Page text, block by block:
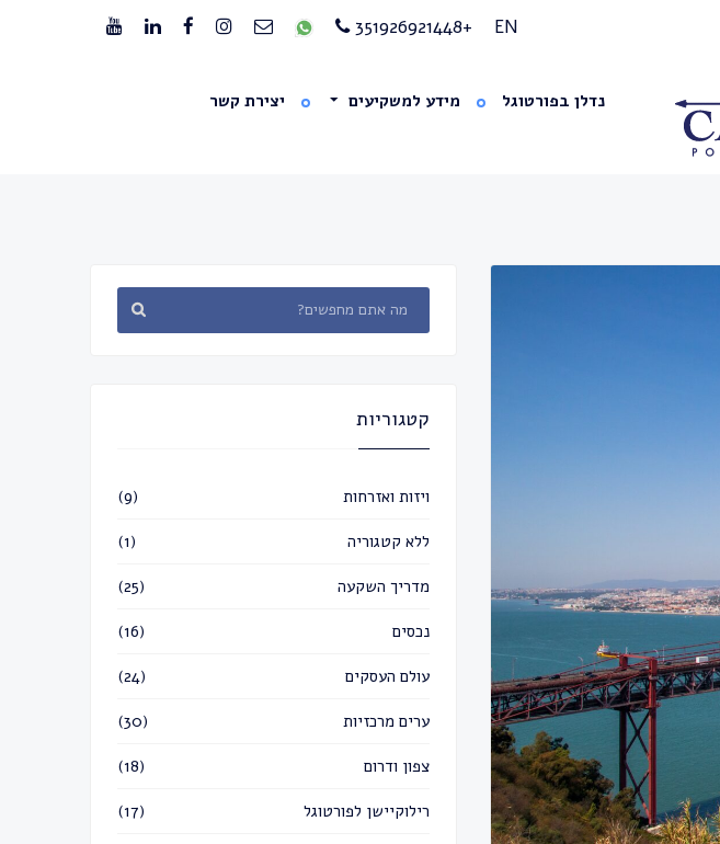
EN
+351926921448
נדלן בפורטוגל מידע למשקיעים יצירת קשר
קטגוריות
ויזות ואזרחות (9)
ללא קטגוריה (1)
מדריך השקעה (25)
נכסים (16)
עולם העסקים (24)
ערים מרכזיות (30)
צפון ודרום (18)
רילוקיישן לפורטוגל (17)